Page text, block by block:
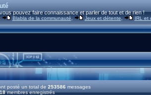
pouvez faire connaissance et parler de tout et de rien !
Blabla de la communauté, Jeux et détente, IRL et
posté un total de 253586 messages
membres enregistrés